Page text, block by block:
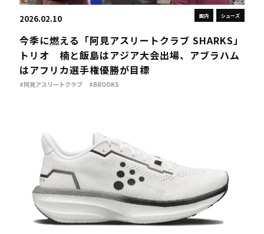
国内 シューズ
2026.02.10
今季に燃える「阿見アスリートクラブ SHARKS」
トリオ 楠と飯島はアジア大会出場、アブラハム
はアフリカ選手権優勝が目標
#阿見アスリートクラブ #BROOKS